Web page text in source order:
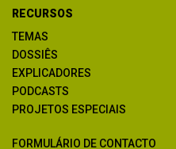
RECURSOS
TEMAS
DOSSIÊS
EXPLICADORES
PODCASTS
PROJETOS ESPECIAIS
FORMULÁRIO DE CONTACTO